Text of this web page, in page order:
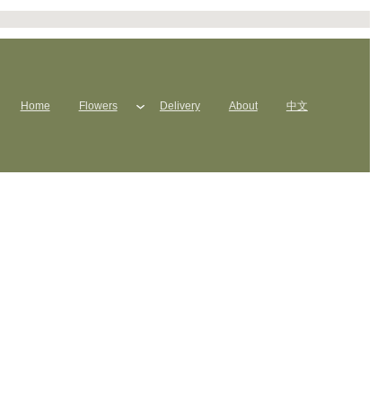
Home Flowers Delivery About 中文